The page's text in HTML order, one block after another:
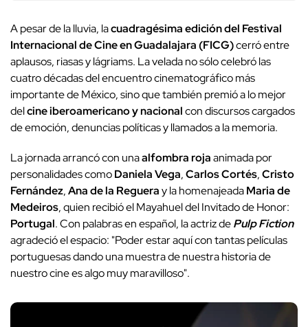
A pesar de la lluvia, lacuadragésima edición del Festival
Internacional de Cine en Guadalajara (FICG)cerró entre
aplausos, riasas y lágriams. La velada no sólo celebró las
cuatro décadas del encuentro cinematográfico más
importante de México, sino que también premió a lo mejor
delcine iberoamericano y nacionalcon discursos cargados
de emoción, denuncias políticas y llamados a la memoria.
La jornada arrancó con unaalfombra rojaanimada por
personalidades comoDaniela Vega,Carlos Cortés,Cristo
Fernández,Ana de la Regueray la homenajeadaMaria de
Medeiros, quien recibió el Mayahuel del Invitado de Honor:
Portugal. Con palabras en español, la actriz dePulp Fiction
agradeció el espacio: "Poder estar aquí con tantas películas
portuguesas dando una muestra de nuestra historia de
nuestro cine es algo muy maravilloso".